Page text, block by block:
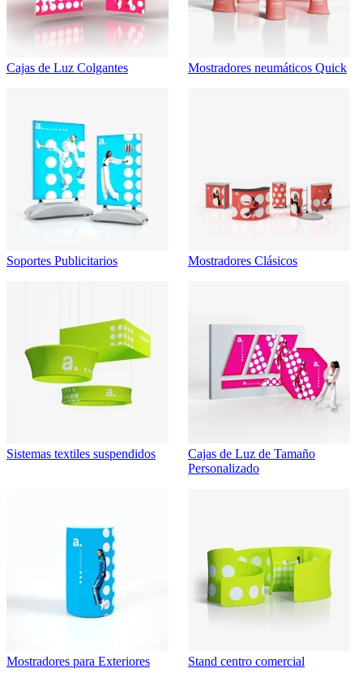
Cajas de Luz Colgantes Mostradores neumáticos Quick
Soportes Publicitarios Mostradores Clásicos
Sistemas textiles suspendidos
Cajas de Luz de Tamaño
Personalizado
Mostradores para Exteriores Stand centro comercial